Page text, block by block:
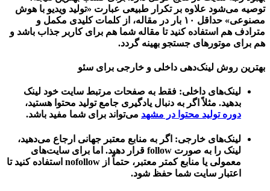
توصیه می‌شود علاوه بر تکرار طبیعی عبارت «تولید ویدیو با هوش
مصنوعی» حداقل ۱۰ بار در مقاله، از کلمات کلیدی مکمل و
مترادف هم استفاده کنید تا مقاله شما هم برای کاربر جذاب باشد و
هم برای موتورهای جستجو بهینه گردد.
بهترین روش لینک‌دهی داخلی و خارجی برای سئو
لینک‌های داخلی: فقط به صفحات مرتبط سایت خود لینک
بدهید. مثلاً اگر به دنبال یادگیری جامع تولید محتوا هستید،
دوره تولید محتوا در مشهد می‌تواند برای شما مفید باشد.
لینک‌های خارجی: اگر به منابع معتبر جهانی ارجاع می‌دهید،
لینک را به صورت follow قرار دهید. اما برای سایت‌های
معمولی یا منابع کمتر معتبر، حتماً از nofollow استفاده کنید تا
اعتبار سایت شما حفظ شود.